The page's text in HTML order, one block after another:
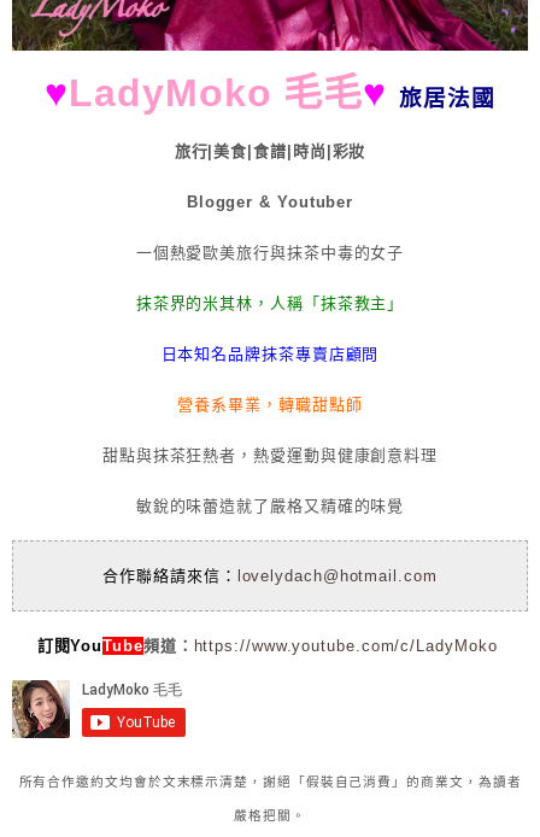
♥LadyMoko 毛毛♥ 旅居法國
旅行|美食|食譜|時尚|彩妝
Blogger & Youtuber
一個熱愛歐美旅行與抹茶中毒的女子
抹茶界的米其林，人稱「抹茶教主」
日本知名品牌抹茶專賣店顧問
營養系畢業，轉職甜點師
甜點與抹茶狂熱者，熱愛運動與健康創意料理
敏銳的味蕾造就了嚴格又精確的味覺
合作聯絡請來信： lovelydach@hotmail.com
訂閱YouTube頻道： https://www.youtube.com/c/LadyMoko
所有合作邀約文均會於文末標示清楚，謝絕「假裝自己消費」的商業文，為讀者
嚴格把關。